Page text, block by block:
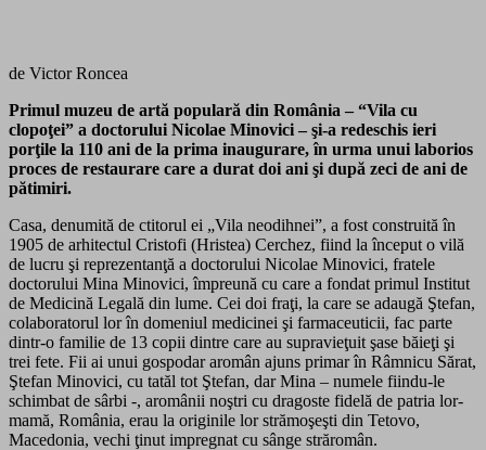
de Victor Roncea
Primul muzeu de artă populară din România – “Vila cu
clopoţei” a doctorului Nicolae Minovici – şi-a redeschis ieri
porţile la 110 ani de la prima inaugurare, în urma unui laborios
proces de restaurare care a durat doi ani şi după zeci de ani de
pătimiri.
Casa, denumită de ctitorul ei „Vila neodihnei”, a fost construită în
1905 de arhitectul Cristofi (Hristea) Cerchez, fiind la început o vilă
de lucru şi reprezentanţă a doctorului Nicolae Minovici, fratele
doctorului Mina Minovici, împreună cu care a fondat primul Institut
de Medicină Legală din lume. Cei doi fraţi, la care se adaugă Ştefan,
colaboratorul lor în domeniul medicinei şi farmaceuticii, fac parte
dintr-o familie de 13 copii dintre care au supravieţuit şase băieţi şi
trei fete. Fii ai unui gospodar aromân ajuns primar în Râmnicu Sărat,
Ştefan Minovici, cu tatăl tot Ştefan, dar Mina – numele fiindu-le
schimbat de sârbi -, aromânii noştri cu dragoste fidelă de patria lor-
mamă, România, erau la originile lor strămoşeşti din Tetovo,
Macedonia, vechi ţinut impregnat cu sânge străromân.